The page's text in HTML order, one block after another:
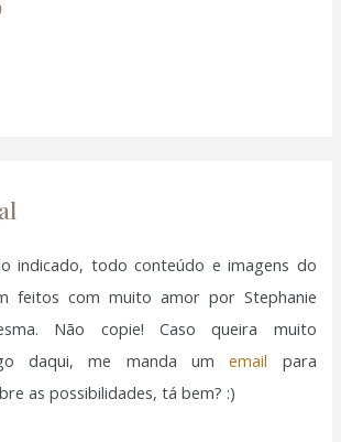
indicado, todo conteúdo e imagens do
feitos com muito amor por Stephanie
Não copie! Caso queira muito
daqui, me manda umemail para
as possibilidades, tá bem? :)